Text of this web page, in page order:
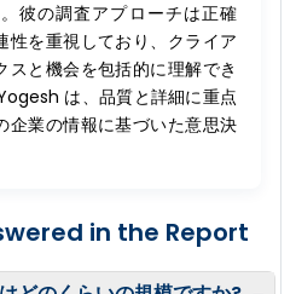
彼の調査アプローチは正確
性を重視しており、クライア
スと機会を包括的に理解でき
は、品質と詳細に重点
企業の情報に基づいた意思決
in the Report